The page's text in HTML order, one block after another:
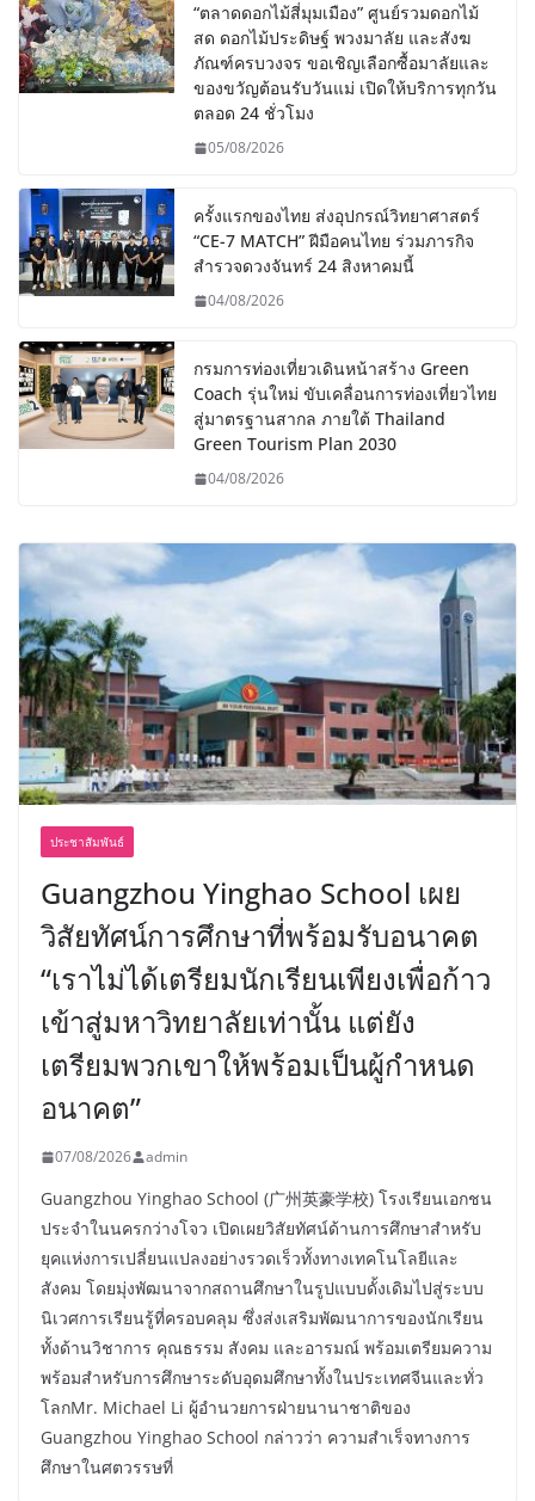
“ตลาดดอกไม้สี่มุมเมือง” ศูนย์รวมดอกไม้
สด ดอกไม้ประดิษฐ์ พวงมาลัย และสังฆ
ภัณฑ์ครบวงจร ขอเชิญเลือกซื้อมาลัยและ
ของขวัญต้อนรับวันแม่ เปิดให้บริการทุกวัน
ตลอด 24 ชั่วโมง
05/08/2026
ครั้งแรกของไทย ส่งอุปกรณ์วิทยาศาสตร์
“CE-7 MATCH” ฝีมือคนไทย ร่วมภารกิจ
สำรวจดวงจันทร์ 24 สิงหาคมนี้
04/08/2026
กรมการท่องเที่ยวเดินหน้าสร้าง Green
Coach รุ่นใหม่ ขับเคลื่อนการท่องเที่ยวไทย
สู่มาตรฐานสากล ภายใต้ Thailand
Green Tourism Plan 2030
04/08/2026
ประชาสัมพันธ์
Guangzhou Yinghao School เผย
วิสัยทัศน์การศึกษาที่พร้อมรับอนาคต
“เราไม่ได้เตรียมนักเรียนเพียงเพื่อก้าว
เข้าสู่มหาวิทยาลัยเท่านั้น แต่ยัง
เตรียมพวกเขาให้พร้อมเป็นผู้กำหนด
อนาคต”
07/08/2026 admin
Guangzhou Yinghao School (广州英豪学校) โรงเรียนเอกชน
ประจำในนครกว่างโจว เปิดเผยวิสัยทัศน์ด้านการศึกษาสำหรับ
ยุคแห่งการเปลี่ยนแปลงอย่างรวดเร็วทั้งทางเทคโนโลยีและ
สังคม โดยมุ่งพัฒนาจากสถานศึกษาในรูปแบบดั้งเดิมไปสู่ระบบ
นิเวศการเรียนรู้ที่ครอบคลุม ซึ่งส่งเสริมพัฒนาการของนักเรียน
ทั้งด้านวิชาการ คุณธรรม สังคม และอารมณ์ พร้อมเตรียมความ
พร้อมสำหรับการศึกษาระดับอุดมศึกษาทั้งในประเทศจีนและทั่ว
โลกMr. Michael Li ผู้อำนวยการฝ่ายนานาชาติของ
Guangzhou Yinghao School กล่าวว่า ความสำเร็จทางการ
ศึกษาในศตวรรษที่